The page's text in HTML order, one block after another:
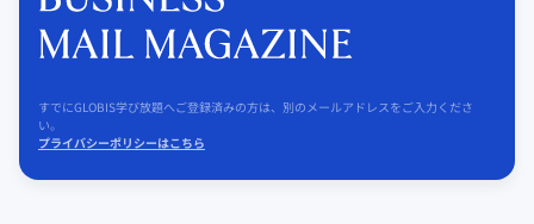
すでにGLOBIS学び放題へご登録済みの方は、別のメールアドレスをご入力くださ
い。
プライバシーポリシーはこちら